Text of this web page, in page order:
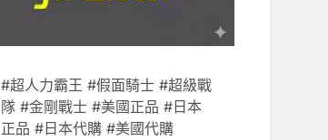
#超人力霸王 #假面騎士 #超級戰
隊 #金剛戰士 #美國正品 #日本
正品 #日本代購 #美國代購